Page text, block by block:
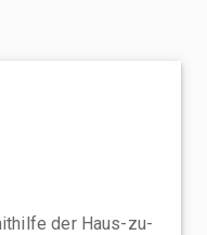
der Haus-zu-